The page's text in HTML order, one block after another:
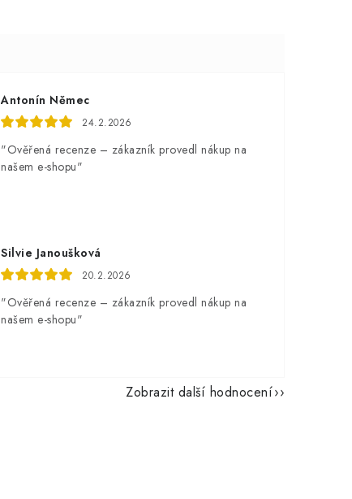
Antonín Němec
24.2.2026
"Ověřená recenze – zákazník provedl nákup na
našem e-shopu"
Silvie Janoušková
20.2.2026
"Ověřená recenze – zákazník provedl nákup na
našem e-shopu"
Zobrazit další hodnocení